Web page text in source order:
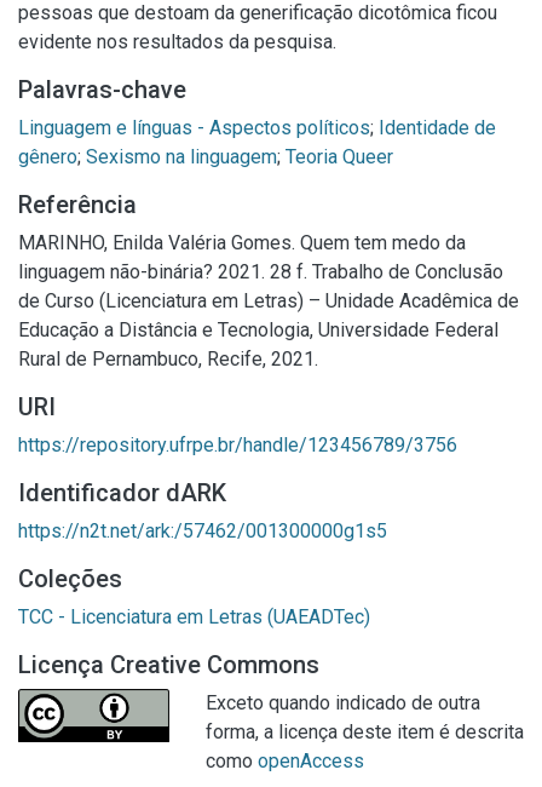
pessoas que destoam da generificação dicotômica ficou
evidente nos resultados da pesquisa.
Palavras-chave
Linguagem e línguas - Aspectos políticos; Identidade de
gênero; Sexismo na linguagem; Teoria Queer
Referência
MARINHO, Enilda Valéria Gomes. Quem tem medo da
linguagem não-binária? 2021. 28 f. Trabalho de Conclusão
de Curso (Licenciatura em Letras) – Unidade Acadêmica de
Educação a Distância e Tecnologia, Universidade Federal
Rural de Pernambuco, Recife, 2021.
URI
https://repository.ufrpe.br/handle/123456789/3756
Identificador dARK
https://n2t.net/ark:/57462/001300000g1s5
Coleções
TCC - Licenciatura em Letras (UAEADTec)
Licença Creative Commons
Exceto quando indicado de outra
forma, a licença deste item é descrita
como openAccess